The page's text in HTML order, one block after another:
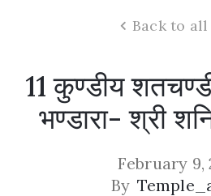
Back to all
11 कुण्डीय
भण्डारा- श्री
February 9,
By